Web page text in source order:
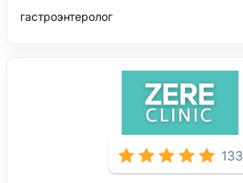
гастроэнтеролог
133